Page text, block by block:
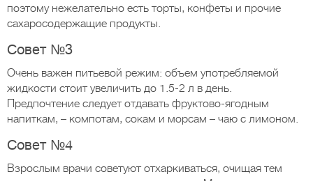
поэтому нежелательно есть торты, конфеты и прочие
сахаросодержащие продукты.
Совет №3
Очень важен питьевой режим: объем употребляемой
жидкости стоит увеличить до 1.5-2 л в день.
Предпочтение следует отдавать фруктово-ягодным
напиткам, – компотам, сокам и морсам – чаю с лимоном.
Совет №4
Взрослым врачи советуют отхаркиваться, очищая тем